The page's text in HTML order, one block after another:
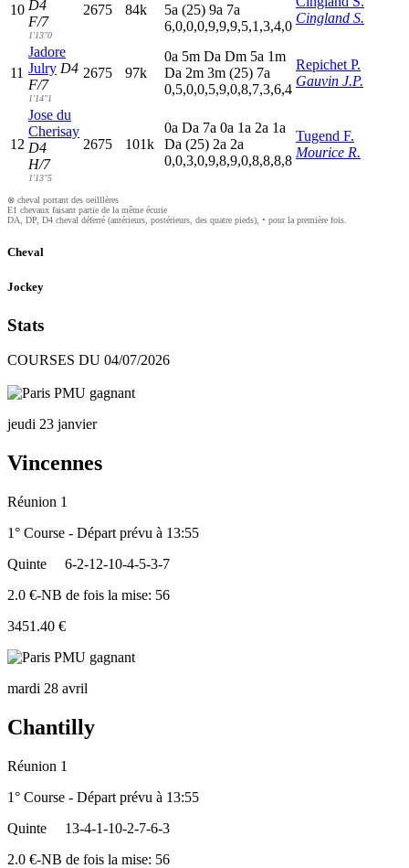
10 D4
F/7
1'13"0
2675 84k
5a (25) 9a 7a
6,0,0,0,9,9,9,5,1,3,4,0
Cingland S.
11
Jadore
Julry D4
F/7
1'14"1
2675 97k
0a 5m Da Dm 5a 1m
Da 2m 3m (25) 7a
0,5,0,0,5,9,0,8,7,3,6,4
Repichet P.
Gauvin J.P.
12
Jose du
Cherisay
D4
H/7
1'13"5
2675 101k
0a Da 7a 0a 1a 2a 1a
Da (25) 2a 2a
0,0,3,0,9,8,9,0,8,8,8,8
Tugend F.
Mourice R.
⊗ cheval portant des oeilllères
E1 chevaux faisant partie de la même écurie
DA, DP, D4 cheval déferré (antérieurs, postérieurs, des quatre pieds), • pour la première fois.
Cheval
Jockey
Stats
COURSES DU 04/07/2026
jeudi 23 janvier
Vincennes
Réunion 1
1° Course - Départ prévu à 13:55
Quinte
6-2-12-10-4-5-3-7
2.0 €-NB de fois la mise: 56
3451.40 €
mardi 28 avril
Chantilly
Réunion 1
1° Course - Départ prévu à 13:55
Quinte
13-4-1-10-2-7-6-3
2.0 €-NB de fois la mise: 56